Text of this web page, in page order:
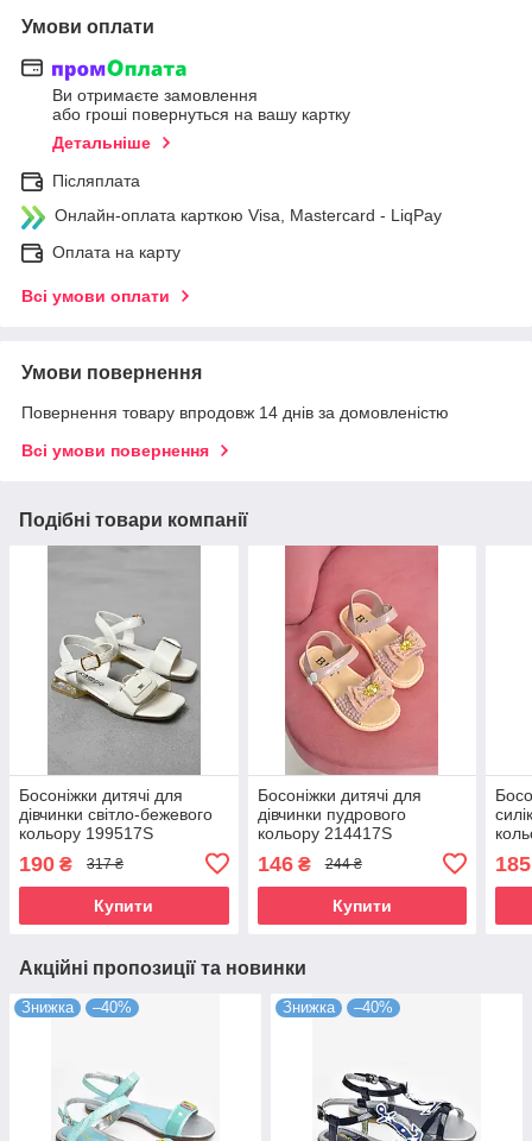
Умови оплати
Ви отримаєте замовлення
або гроші повернуться на вашу картку
Детальніше
Післяплата
Онлайн-оплата карткою Visa, Mastercard - LiqPay
Оплата на карту
Всі умови оплати
Умови повернення
Повернення товару впродовж 14 днів за домовленістю
Всі умови повернення
Подібні товари компанії
Босоніжки дитячі для
дівчинки світло-бежевого
кольору 199517S
190 ₴ 317 ₴
Купити
Босоніжки дитячі для
дівчинки пудрового
кольору 214417S
146₴ 244 ₴
Купити
185
Акційні пропозиції та новинки
Знижка –40% Знижка –40%